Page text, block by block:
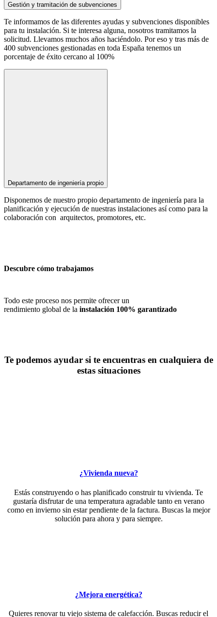
Gestión y tramitación de subvenciones
Te informamos de las diferentes ayudas y subvenciones disponibles
para tu instalación. Si te interesa alguna, nosotros tramitamos la
solicitud. Llevamos muchos años haciéndolo. Por eso y tras más de
400 subvenciones gestionadas en toda España tenemos un
porcentaje de éxito cercano al 100%
Departamento de ingeniería propio
Disponemos de nuestro propio departamento de ingeniería para la
planificación y ejecución de nuestras instalaciones así como para la
colaboración con arquitectos, promotores, etc.
Descubre cómo trabajamos
Todo este proceso nos permite ofrecer un
rendimiento global de la instalación 100% garantizado
Te podemos ayudar si te encuentras en cualquiera de
estas situaciones
¿Vivienda nueva?
Estás construyendo o has planificado construir tu vivienda. Te
gustaría disfrutar de una temperatura agradable tanto en verano
como en invierno sin estar pendiente de la factura. Buscas la mejor
solución para ahora y para siempre.
¿Mejora energética?
Quieres renovar tu viejo sistema de calefacción. Buscas reducir el